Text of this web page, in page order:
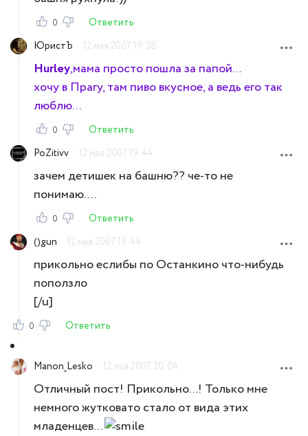
0
Ответить
ЮристЪ
12 мая 2007 19:38
Hurley,мама просто пошла за папой...
хочу в Прагу, там пиво вкусное, а ведь его так
люблю...
0
Ответить
PoZitivv
12 мая 2007 19:44
зачем детишек на башню?? че-то не
понимаю....
0
Ответить
()gun
12 мая 2007 19:44
прикольно еслибы по Останкино что-нибудь
поползло
[/u]
0 Ответить
Manon_Lesko 12 мая 2007 20:04
Отличный пост! Прикольно...! Только мне
немного жутковато стало от вида этих
младенцев...